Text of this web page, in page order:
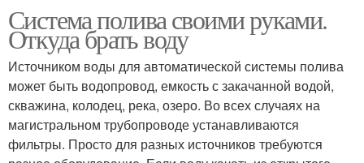
Система полива своими руками.
Откуда брать воду
Источником воды для автоматической системы полива
может быть водопровод, емкость с закачанной водой,
скважина, колодец, река, озеро. Во всех случаях на
магистральном трубопроводе устанавливаются
фильтры. Просто для разных источников требуются